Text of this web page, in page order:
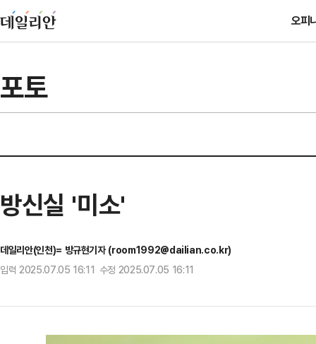
오피
포토
방신실 '미소'
데일리안(인천)= 방규현기자 (room1992@dailian.co.kr)
입력 2025.07.05 16:11 수정 2025.07.05 16:11